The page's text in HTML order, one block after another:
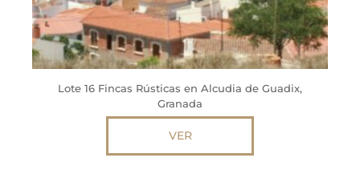
Lote 16 Fincas Rústicas en Alcudia de Guadix,
Granada
VER